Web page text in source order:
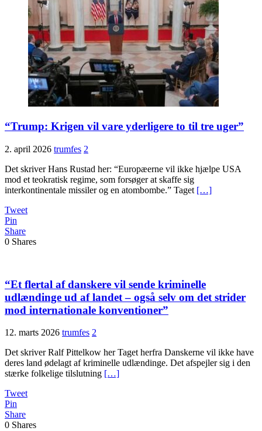
“Trump: Krigen vil vare yderligere to til tre uger”
2. april 2026 trumfes 2
Det skriver Hans Rustad her: “Europæerne vil ikke hjælpe USA
mod et teokratisk regime, som forsøger at skaffe sig
interkontinentale missiler og en atombombe.” Taget […]
Tweet
Pin
Share
0 Shares
“Et flertal af danskere vil sende kriminelle
udlændinge ud af landet – også selv om det strider
mod internationale konventioner”
12. marts 2026 trumfes 2
Det skriver Ralf Pittelkow her Taget herfra Danskerne vil ikke have
deres land ødelagt af kriminelle udlændinge. Det afspejler sig i den
stærke folkelige tilslutning […]
Tweet
Pin
Share
0 Shares